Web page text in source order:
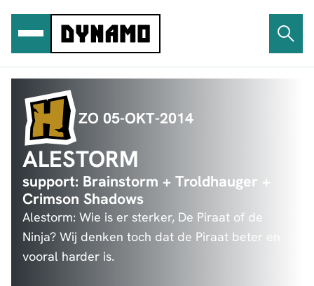
inhoud
ZO 05-OKT-2014
ALESTORM
support: Brainstorm + Troldhauger +
Crimson Shadows
Alestorm: Wie is er sterker, De Piraat of de
Ninja? Wij denken toch dat de Piraat beter en
vooral harder is.